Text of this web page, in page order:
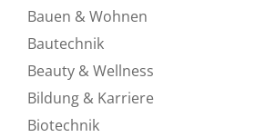
Bauen & Wohnen
Bautechnik
Beauty & Wellness
Bildung & Karriere
Biotechnik